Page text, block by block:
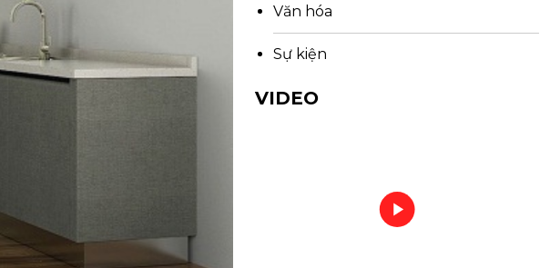
Văn hóa
Sự kiện
VIDEO